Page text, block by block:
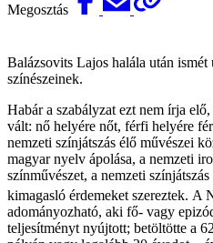
Megosztás
Balázsovits Lajos halála után
színészeinek.
Habár a szabályzat ezt nem írja
vált: nő helyére nőt, férfi helyére
nemzeti színjátszás élő művészei
magyar nyelv ápolása, a nemzeti
színművészet, a nemzeti
kimagasló érdemeket szereztek. A
adományozható, aki fő- vagy
teljesítményt nyújtott; betöltötte a